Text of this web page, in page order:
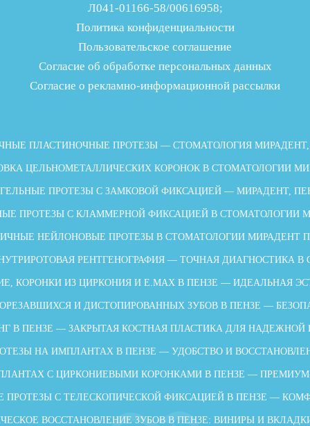
Л041-01166-58/00616958;
Политика конфиденциальности
Пользовательское соглашение
Согласие об обработке персональных данных
Согласие о рекламно-информационной рассылки
ПЛАСТИНОЧНЫЕ ПРОТЕЗЫ — СТОМАТОЛОГИЯ МИРАДЕНТ,
ЦЕЛЬНОМЕТАЛЛИЧЕСКИХ КОРОНОК В СТОМАТОЛОГИИ
ПРОТЕЗЫ С ЗАМКОВОЙ ФИКСАЦИЕЙ — МИРАДЕНТ,
ПРОТЕЗЫ С КЛАММЕРНОЙ ФИКСАЦИЕЙ В СТОМАТОЛОГИИ
НЕЙЛОНОВЫЕ ПРОТЕЗЫ В СТОМАТОЛОГИИ МИРАДЕНТ
РЕНТГЕНОГРАФИЯ — ТОЧНАЯ ДИАГНОСТИКА В
КОРОНКИ ИЗ ЦИРКОНИЯ И E.MAX В ПЕНЗЕ — ИДЕАЛЬНАЯ
И ДИСТОПИРОВАННЫХ ЗУБОВ В ПЕНЗЕ —
В ПЕНЗЕ — ЗАКРЫТАЯ КОСТНАЯ ПЛАСТИКА ДЛЯ
НА ИМПЛАНТАХ В ПЕНЗЕ — УДОБСТВО И
С ЦИРКОНИЕВЫМИ КОРОНКАМИ В ПЕНЗЕ —
С ТЕЛЕСКОПИЧЕСКОЙ ФИКСАЦИЕЙ В ПЕНЗЕ —
ВОССТАНОВЛЕНИЕ ЗУБОВ В ПЕНЗЕ: ВИНИРЫ И